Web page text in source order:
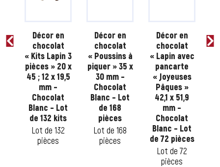
Décor en
chocolat
« Kits Lapin 3
pièces » 20 x
45 ; 12 x 19,5
mm –
Chocolat
Blanc – Lot
de 132 kits
Lot de 132
pièces
Décor en
chocolat
« Poussins à
piquer » 35 x
30 mm –
Chocolat
Blanc – Lot
de 168
pièces
Lot de 168
pièces
Décor en
chocolat
« Lapin avec
pancarte
« Joyeuses
Pâques »
42,1 x 51,9
mm –
Chocolat
Blanc – Lot
de 72 pièces
Lot de 72
pièces